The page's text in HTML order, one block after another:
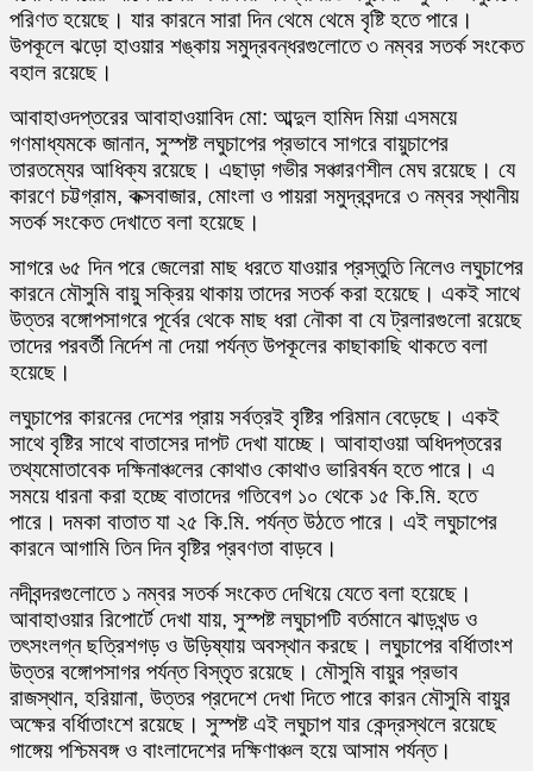
বর্ষনের
পূর্বাভাস
দিল
পরিণত হয়েছে। যার কারনে সারা দিন থেমে থেমে বৃষ্টি হতে পারে।
উপকূলে ঝড়ো হাওয়ার শঙ্কায় সমুদ্রবন্ধরগুলোতে ৩ নম্বর সতর্ক সংকেত
বহাল রয়েছে।
আবাহাওদপ্তরের আবাহাওয়াবিদ মো: আব্দুল হামিদ মিয়া এসময়ে
গণমাধ্যমকে জানান, সুস্পষ্ট লঘুচাপের প্রভাবে সাগরে বায়ুচাপের
তারতম্যের আধিক্য রয়েছে। এছাড়া গভীর সঞ্চারণশীল মেঘ রয়েছে। যে
কারণে চট্টগ্রাম, কক্সবাজার, মোংলা ও পায়রা সমুদ্রবন্দরে ৩ নম্বর স্থানীয়
সতর্ক সংকেত দেখাতে বলা হয়েছে।
সাগরে ৬৫ দিন পরে জেলেরা মাছ ধরতে যাওয়ার প্রস্তুতি নিলেও লঘুচাপের
কারনে মৌসুমি বায়ু সক্রিয় থাকায় তাদের সতর্ক করা হয়েছে। একই সাথে
উত্তর বঙ্গোপসাগরে পূর্বের থেকে মাছ ধরা নৌকা বা যে ট্রলারগুলো রয়েছে
তাদের পরবর্তী নির্দেশ না দেয়া পর্যন্ত উপকূলের কাছাকাছি থাকতে বলা
হয়েছে।
লঘুচাপের কারনের দেশের প্রায় সর্বত্রই বৃষ্টির পরিমান বেড়েছে। একই
সাথে বৃষ্টির সাথে বাতাসের দাপট দেখা যাচ্ছে। আবাহাওয়া অধিদপ্তরের
তথ্যমোতাবেক দক্ষিনাঞ্চলের কোথাও কোথাও ভারিবর্ষন হতে পারে। এ
সময়ে ধারনা করা হচ্ছে বাতাদের গতিবেগ ১০ থেকে ১৫ কি.মি. হতে
পারে। দমকা বাতাত যা ২৫ কি.মি. পর্যন্ত উঠতে পারে। এই লঘুচাপের
কারনে আগামি তিন দিন বৃষ্টির প্রবণতা বাড়বে।
নদীবন্দরগুলোতে ১ নম্বর সতর্ক সংকেত দেখিয়ে যেতে বলা হয়েছে।
আবাহাওয়ার রিপোর্টে দেখা যায়, সুস্পষ্ট লঘুচাপটি বর্তমানে ঝাড়খন্ড ও
তৎসংলগ্ন ছত্রিশগড় ও উড়িষ্যায় অবস্থান করছে। লঘুচাপের বর্ধিাতাংশ
উত্তর বঙ্গোপসাগর পর্যন্ত বিস্তৃত রয়েছে। মৌসুমি বায়ুর প্রভাব
রাজস্থান, হরিয়ানা, উত্তর প্রদেশে দেখা দিতে পারে কারন মৌসুমি বায়ুর
অক্ষের বর্ধিাতাংশে রয়েছে। সুস্পষ্ট এই লঘুচাপ যার কেন্দ্রস্থলে রয়েছে
গাঙ্গেয় পশ্চিমবঙ্গ ও বাংলাদেশের দক্ষিণাঞ্চল হয়ে আসাম পর্যন্ত।